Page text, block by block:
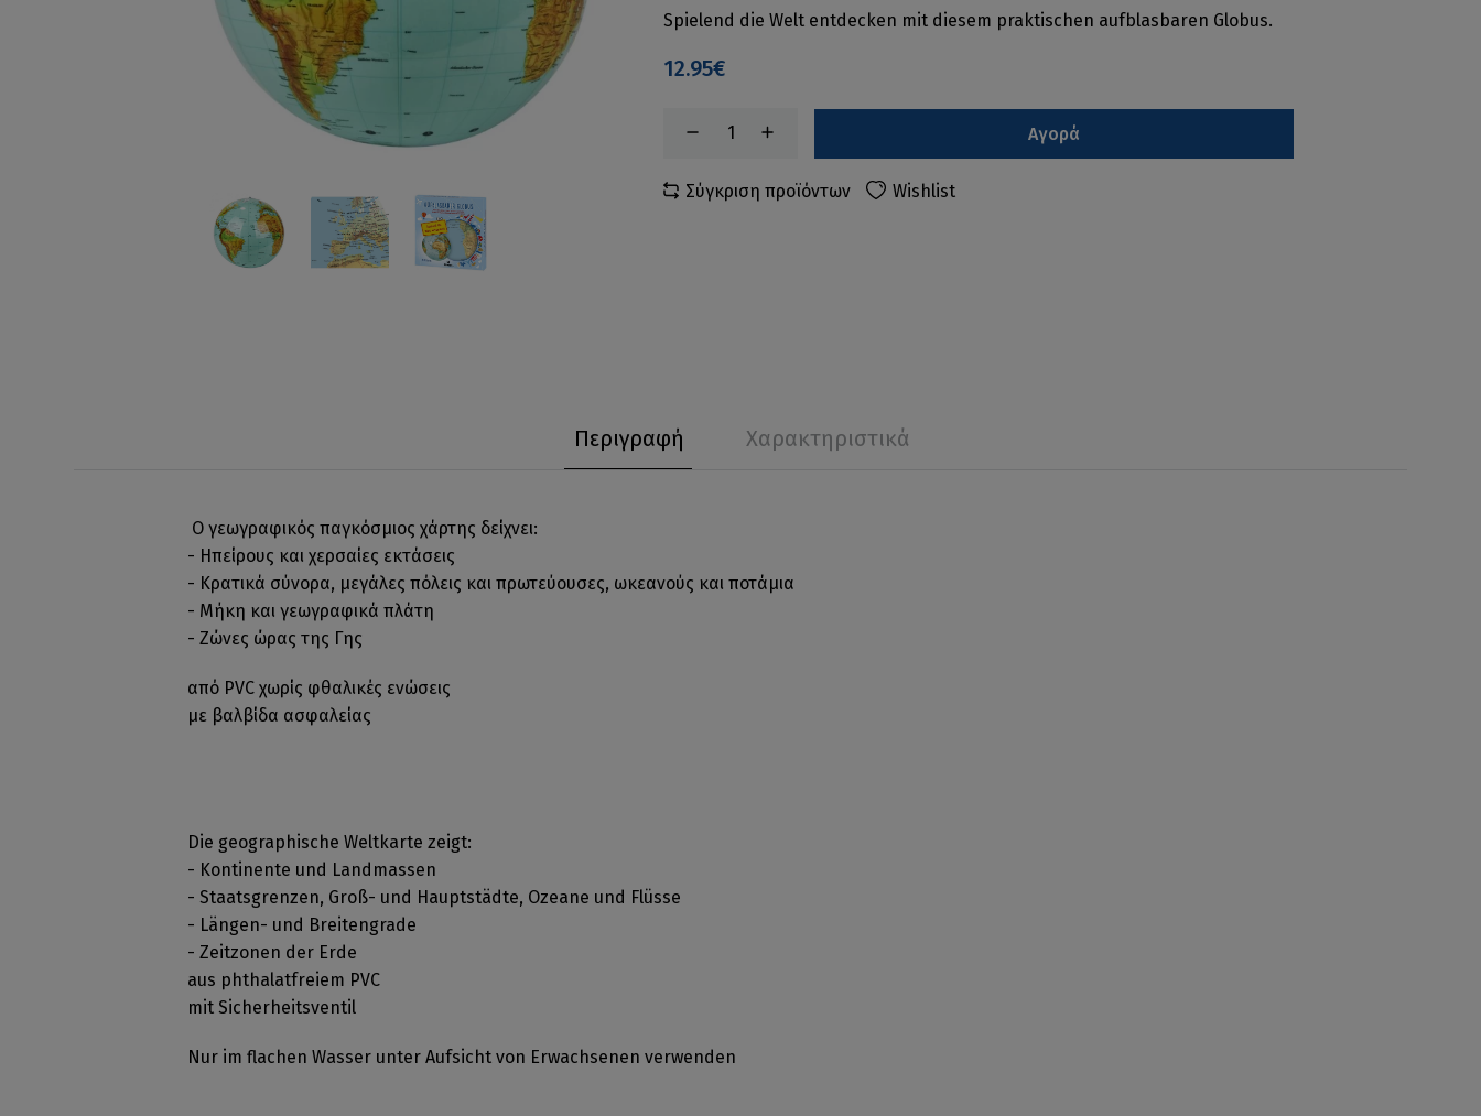
Spielend die Welt entdecken mit diesem praktischen aufblasbaren Globus.
12.95€
Αγορά
Σύγκριση προϊόντων Wishlist
Περιγραφή Χαρακτηριστικά
Ο γεωγραφικός παγκόσμιος χάρτης δείχνει:
- Ηπείρους και χερσαίες εκτάσεις
- Κρατικά σύνορα, μεγάλες πόλεις και πρωτεύουσες, ωκεανούς και ποτάμια
- Μήκη και γεωγραφικά πλάτη
- Ζώνες ώρας της Γης
από PVC χωρίς φθαλικές ενώσεις
με βαλβίδα ασφαλείας
Die geographische Weltkarte zeigt:
- Kontinente und Landmassen
- Staatsgrenzen, Groß- und Hauptstädte, Ozeane und Flüsse
- Längen- und Breitengrade
- Zeitzonen der Erde
aus phthalatfreiem PVC
mit Sicherheitsventil
Nur im flachen Wasser unter Aufsicht von Erwachsenen verwenden